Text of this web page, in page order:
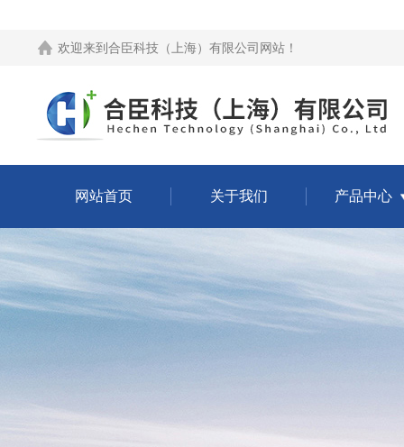
欢迎来到 合臣科技（上海）有限公司网站 ！
网站首页 关于我们 产品中心